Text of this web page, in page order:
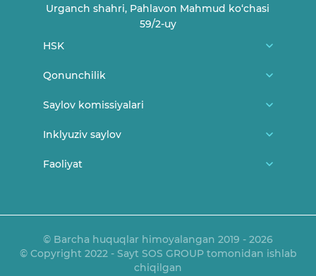
Urganch shahri, Pahlavon Mahmud ko‘chasi
59/2-uy
HSK
Biz haqimizda
Bog'lanish
Qonunchilik
O'zbekiston Respublikasi konstitutsiyasi
HSK Qarorlari
Saylov komissiyalari
Tuman/shahar saylov komissiyalari
Inklyuziv saylov
Saylov va yoshlar
Faoliyat
E'lonlar
OAVni akkreditatsiyadan o‘tkazish tartibi
Mediateka
© Barcha huquqlar himoyalangan 2019 - 2026
© Copyright 2022 - Sayt SOS GROUP tomonidan ishlab
chiqilgan